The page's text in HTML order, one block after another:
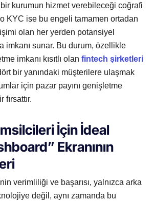
kurumun hizmet verebileceği coğrafi
KYC ise bu engeli tamamen ortadan
olan her yerden potansiyel
imkanı sunar. Bu durum, özellikle
imkanı kısıtlı olan fintech şirketleri
bir yanındaki müşterilere ulaşmak
için pazar payını genişletme
fırsattır.
İçin İdeal
Ekranının
verimliliği ve başarısı, yalnızca arka
değil, aynı zamanda bu